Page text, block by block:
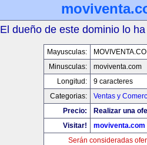
El dueño de este dominio lo
Mayusculas:
Minusculas:
moviventa.com
Longitud:
9 caracteres
Categorias:
Ventas y
Precio:
Realizar una
Visitar!
moviventa.com
Serán consideradas